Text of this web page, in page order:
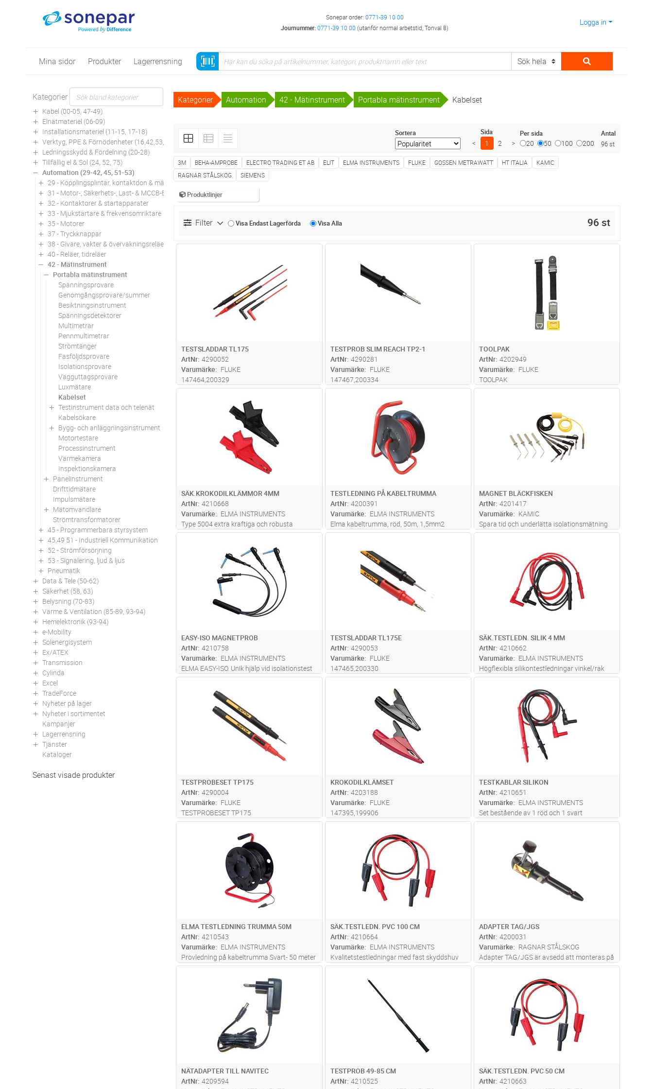
Sonepar order: 0771-39 10 00
Journummer:0771-39 10 00 (utanför normal arbetstid, Tonval 8)
Logga in
Mina sidor Produkter Lagerrensning
Kategorier
Kabel (00-05, 47-49)
Elnätmateriel (06-09)
Installationsmateriel (11-15, 17-18)
Verktyg, PPE & Förnödenheter (16,42,53,94)
Ledningsskydd & Fördelning (20-28)
Tillfällig el & Sol (24, 52, 75)
Automation (29-42, 45, 51-53)
29 - Kopplingsplintar, kontaktdon & märkning
31 - Motor-, Säkerhets-, Last- & MCCB-Brytare
32 - Kontaktorer & startapparater
33 - Mjukstartare & frekvensomriktare
35 - Motorer
37 - Tryckknappar
38 - Givare, vakter & övervakningsreläer
40 - Reläer, tidreläer
42 - Mätinstrument
Portabla mätinstrument
Spänningsprovare
Genomgångsprovare/summer
Besiktningsinstrument
Spänningsdetektorer
Multimetrar
Pennmultimetrar
Strömtänger
Fasföljdsprovare
Isolationsprovare
Vägguttagsprovare
Luxmätare
Kabelset
Testinstrument data och telenät
Kabelsökare
Bygg- och anläggningsinstrument
Motortestare
Processinstrument
Värmekamera
Inspektionskamera
Panelinstrument
Drifttidmätare
Impulsmätare
Mätomvandlare
Strömtransformatorer
45 - Programmerbara styrsystem
45,49 51 - Industriell Kommunikation
52 - Strömförsörjning
53 - Signalering, ljud & ljus
Pneumatik
Data & Tele (50-62)
Säkerhet (58, 63)
Belysning (70-83)
Värme & Ventilation (85-89, 93-94)
Hemelektronik (93-94)
e-Mobility
Solenergisystem
Ex/ATEX
Transmission
Cylinda
Excel
TradeForce
Nyheter på lager
Nyheter i sortimentet
Kampanjer
Lagerrensning
Tjänster
Kataloger
Senast visade produkter
Kategorier Automation 42 - Mätinstrument Portabla mätinstrument Kabelset
Sortera Sida
< 1 2 >
Per sida
20 50 100 200
Antal
96 st
3M BEHA-AMPROBE ELECTRO TRADING ET AB ELIT ELMA INSTRUMENTS FLUKE GOSSEN METRAWATT HT ITALIA
KAMIC
RAGNAR STÅLSKOG
SIEMENS
Produktlinjer
Filter Visa Endast Lagerförda VisaAlla 96 st
TESTSLADDAR TL175
ArtNr 4290052
Varumärke
FLUKE
147464,200329
TESTPROB SLIM REACH TP2-1
ArtNr 4290281
Varumärke
FLUKE
147467,200334
Lägg i kundvagn
TOOLPAK
ArtNr 4202949
Varumärke
FLUKE
TOOLPAK
SÄK.KROKODILKLÄMMOR 4MM
ArtNr 4210668
Varumärke
ELMA INSTRUMENTS
Type 5004 extra kraftiga och robusta
isolerade krokodilklämmor. 1000V/20A. Set
TESTLEDNING PÅ KABELTRUMMA
ArtNr 4200391
Varumärke
ELMA INSTRUMENTS
Elma kabeltrumma, röd, 50m, 1,5mm2
MAGNET BLÄCKFISKEN
ArtNr 4201417
Varumärke
KAMIC
Spara tid och underlätta isolationsmätning
vid installationskontroll och service.
elcentralen, och skyddar på så sätt känslig
elutrustning från den höga te...läs mer
EASY-ISO MAGNETPROB
ArtNr 4210758
Varumärke
ELMA INSTRUMENTS
ELMA EASY-ISO. Unik hjälp vid isolationstest
TESTSLADDAR TL175E
ArtNr 4290053
Varumärke
FLUKE
147465,200330
SÄK.TESTLEDN. SILIK 4 MM
ArtNr 4210662
Varumärke
ELMA INSTRUMENTS
Högflexibla silikontestledningar vinkel/rak
1,0mm2, 150cm, 20A. Uppfyller IEC 61010-1
TESTPROBESET TP175
ArtNr 4290004
Varumärke
FLUKE
TESTPROBESET TP175
Lägg i kundvagn
KROKODILKLÄMSET
ArtNr 4203188
Varumärke
FLUKE
147395,199906
TESTKABLAR SILIKON
ArtNr 4210651
Varumärke
ELMA INSTRUMENTS
Set bestående av 1 röd och 1 svart
silikonledning. 0,75 mm2, i flexibel
banankontakt med skyddshuv och
testpinnar med möjlighet för montering av
klämma elle...läs mer
Lägg i kundvagn
ELMA TESTLEDNING TRUMMA 50M
ArtNr 4210543
Varumärke
ELMA INSTRUMENTS
Provledning på kabeltrumma Svart- 50 meter
1,0 mm2
SÄK.TESTLEDN. PVC 100 CM
ArtNr 4210664
Varumärke
ELMA INSTRUMENTS
Kvalitetstestledningar med fast skyddshuv
och isolerad staplingsbar 4 mm
säkerhetsbanankontakt. Dubbelisolerad
PVC, 0,75 mm2, 100cm. Uppfyller IEC 61010-
1 KAT III 1000V 12A.
ADAPTER TAG/JGS
ArtNr 4200031
Varumärke
RAGNAR STÅLSKOG
Adapter TAG/JGS är avsedd att monteras på
spännings och faslikhetsprovare typ TAG för
att möjliggöra applicering på
manöverstänger. Adapter TAG/RS skruvas
fast på manöverstångens toppfäste eller
...läs mer
Lägg i kundvagn
NÄTADAPTER TILL NAVITEC
ArtNr 4209594
ST
TESTPROB 49-85 CM
ArtNr 4210525
SÄK.TESTLEDN. PVC 50 CM
ArtNr 4210663